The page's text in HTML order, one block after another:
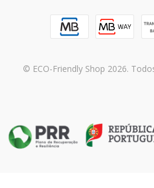
© ECO-Friendly Shop 2026.